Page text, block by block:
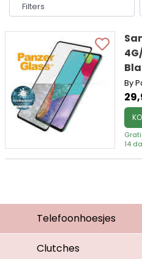
Filters
By
14
Telefoonhoesjes
Clutches